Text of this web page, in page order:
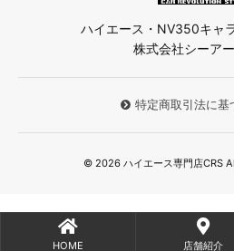
ハイエース・NV350キャ
株式会社シーア
特定商取引法に基
© 2026 ハイエース専門店CRS
HOME 店舗紹介